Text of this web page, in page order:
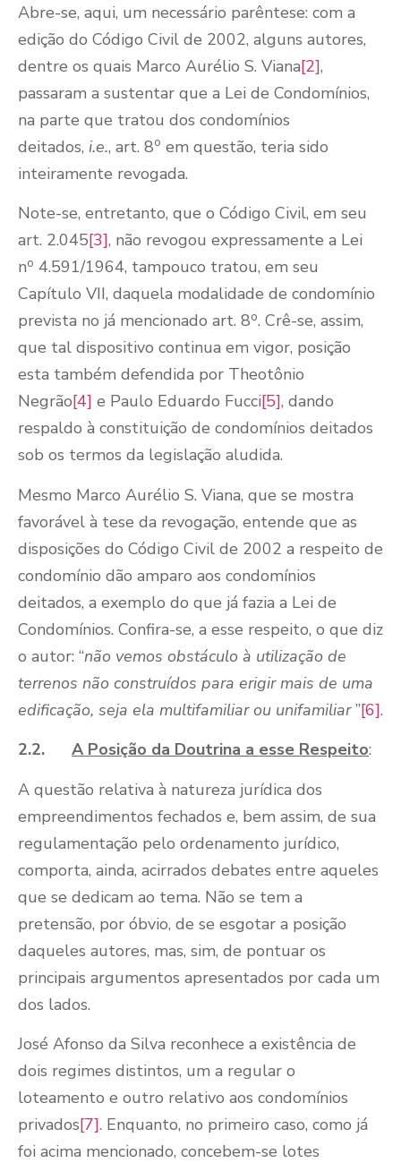
Abre-se, aqui, um necessário parêntese: com a
edição do Código Civil de 2002, alguns autores,
dentre os quais Marco Aurélio S. Viana[2],
passaram a sustentar que a Lei de Condomínios,
na parte que tratou dos condomínios
deitados, i.e., art. 8o em questão, teria sido
inteiramente revogada.
Note-se, entretanto, que o Código Civil, em seu
art. 2.045[3], não revogou expressamente a Lei
no 4.591/1964, tampouco tratou, em seu
Capítulo VII, daquela modalidade de condomínio
prevista no já mencionado art. 8o. Crê-se, assim,
que tal dispositivo continua em vigor, posição
esta também defendida por Theotônio
Negrão[4] e Paulo Eduardo Fucci[5], dando
respaldo à constituição de condomínios deitados
sob os termos da legislação aludida.
Mesmo Marco Aurélio S. Viana, que se mostra
favorável à tese da revogação, entende que as
disposições do Código Civil de 2002 a respeito de
condomínio dão amparo aos condomínios
deitados, a exemplo do que já fazia a Lei de
Condomínios. Confira-se, a esse respeito, o que diz
o autor: “não vemos obstáculo à utilização de
terrenos não construídos para erigir mais de uma
edificação, seja ela multifamiliar ou unifamiliar”[6].
2.2. A Posição da Doutrina a esse Respeito:
A questão relativa à natureza jurídica dos
empreendimentos fechados e, bem assim, de sua
regulamentação pelo ordenamento jurídico,
comporta, ainda, acirrados debates entre aqueles
que se dedicam ao tema. Não se tem a
pretensão, por óbvio, de se esgotar a posição
daqueles autores, mas, sim, de pontuar os
principais argumentos apresentados por cada um
dos lados.
José Afonso da Silva reconhece a existência de
dois regimes distintos, um a regular o
loteamento e outro relativo aos condomínios
privados[7]. Enquanto, no primeiro caso, como já
foi acima mencionado, concebem-se lotes